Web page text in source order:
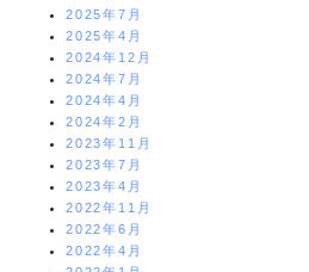
2025年7月
2025年4月
2024年12月
2024年7月
2024年4月
2024年2月
2023年11月
2023年7月
2023年4月
2022年11月
2022年6月
2022年4月